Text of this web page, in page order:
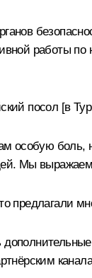
работы по
посол [в
особую боль,
Мы
предлагали